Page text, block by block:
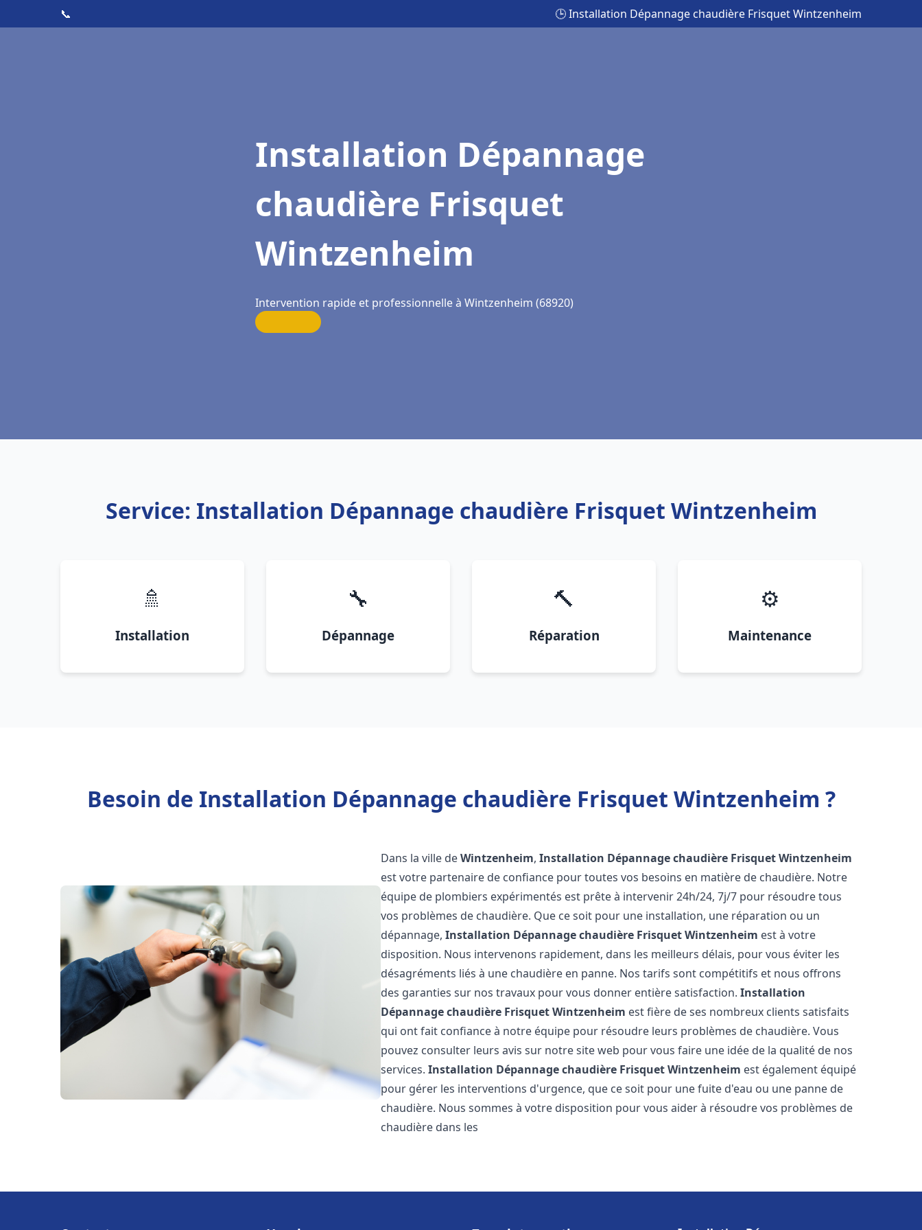
📞 🕒 Installation Dépannage chaudière Frisquet Wintzenheim
Installation Dépannage
chaudière Frisquet
Wintzenheim
Intervention rapide et professionnelle à Wintzenheim (68920)
Service: Installation Dépannage chaudière Frisquet Wintzenheim
🚿
Installation
🔧
Dépannage
🔨
Réparation
⚙️
Maintenance
Besoin de Installation Dépannage chaudière Frisquet Wintzenheim ?
Dans la ville deWintzenheim,Installation Dépannage chaudière FrisquetWintzenheim
est votre partenaire de confiance pour toutes vos besoins en matière de chaudière. Notre
équipe de plombiers expérimentés est prête à intervenir 24h/24, 7j/7 pour résoudre tous
vos problèmes de chaudière. Que ce soit pour une installation, une réparation ou un
dépannage,Installation Dépannage chaudière FrisquetWintzenheim est à votre
disposition. Nous intervenons rapidement, dans les meilleurs délais, pour vous éviter les
désagréments liés à une chaudière en panne. Nos tarifs sont compétitifs et nous offrons
des garanties sur nos travaux pour vous donner entière satisfaction.Installation
Dépannage chaudière FrisquetWintzenheim est fière de ses nombreux clients satisfaits
qui ont fait confiance à notre équipe pour résoudre leurs problèmes de chaudière. Vous
pouvez consulter leurs avis sur notre site web pour vous faire une idée de la qualité de nos
services.Installation Dépannage chaudière FrisquetWintzenheim est également équipé
pour gérer les interventions d'urgence, que ce soit pour une fuite d'eau ou une panne de
chaudière. Nous sommes à votre disposition pour vous aider à résoudre vos problèmes de
chaudière dans les